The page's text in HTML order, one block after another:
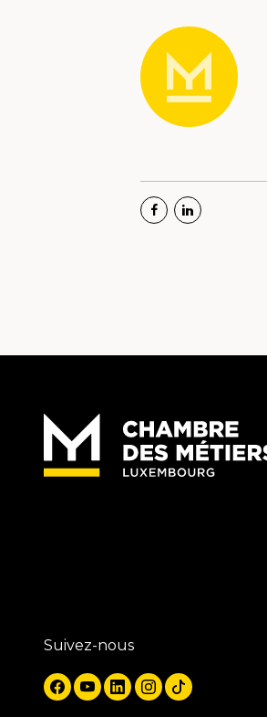
Suivez-nous